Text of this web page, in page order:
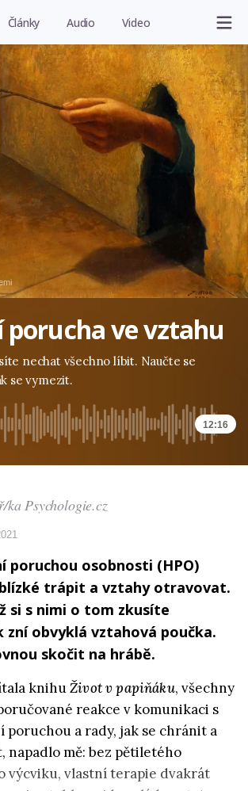
Články Audio Video
porucha ve vztahu
nechat všechno líbit. Naučte se
se vymezit.
12:16
poruchou osobnosti (HPO)
trápit a vztahy otravovat.
si s nimi o tom zkusíte
obvyklá vztahová poučka.
skočit na hrábě.
knihuŽivot v papiňáku, všechny
reakce v komunikaci s
poruchou a rady, jak se chránit a
napadlo mě: bez pětiletého
výcviku, vlastní terapie dvakrát
ka Psychologie.cz